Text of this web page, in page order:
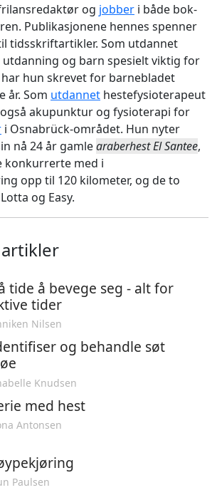
og jobber i både bok-
Publikasjonene hennes spenner
tidsskriftartikler. Som utdannet
og barn spesielt viktig for
hun skrevet for barnebladet
år. Som utdannet hestefysioterapeut
akupunktur og fysioterapi for
i Osnabrück-området. Hun nyter
nå 24 år gamlearaberhest El Santee,
konkurrerte med i
opp til 120 kilometer, og de to
og Easy.
tide å bevege seg - alt for
tider
Nilsen
og behandle søt
Knudsen
med hest
Antonsen
Paulsen